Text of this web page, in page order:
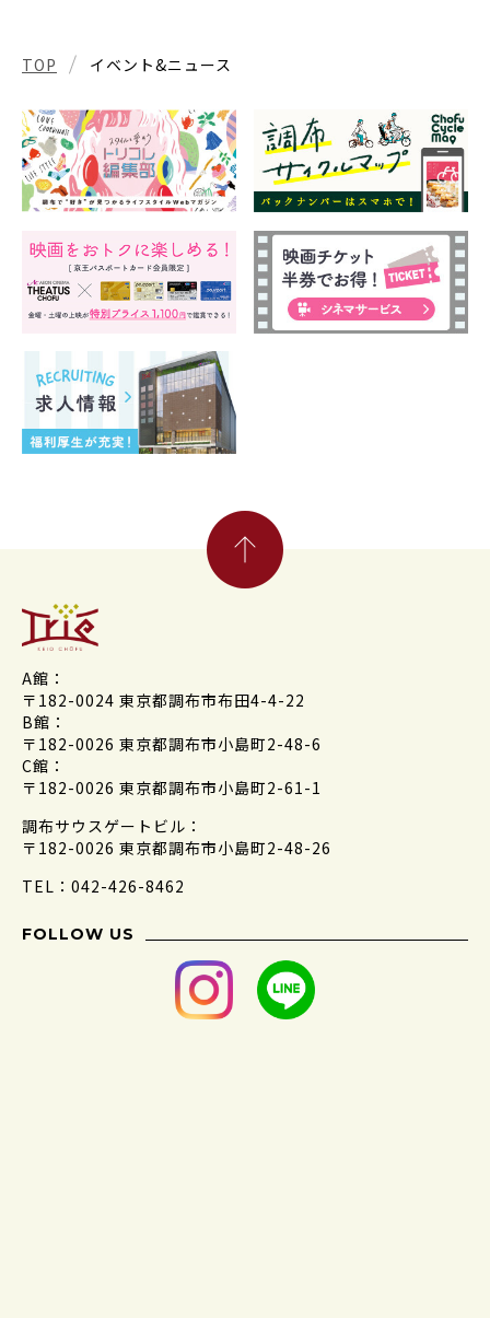
TOP イベント&ニュース
A館：
〒182-0024 東京都調布市布田4-4-22
B館：
〒182-0026 東京都調布市小島町2-48-6
C館：
〒182-0026 東京都調布市小島町2-61-1
調布サウスゲートビル：
〒182-0026 東京都調布市小島町2-48-26
TEL：042-426-8462
FOLLOW US